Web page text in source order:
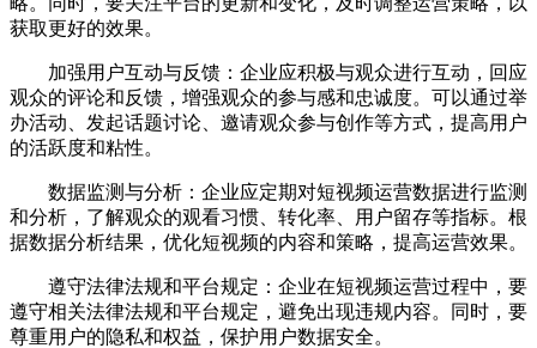
获取更好的效果。
加强用户互动与反馈：企业应积极与观众进行互动，回应
观众的评论和反馈，增强观众的参与感和忠诚度。可以通过举
办活动、发起话题讨论、邀请观众参与创作等方式，提高用户
的活跃度和粘性。
数据监测与分析：企业应定期对短视频运营数据进行监测
和分析，了解观众的观看习惯、转化率、用户留存等指标。根
据数据分析结果，优化短视频的内容和策略，提高运营效果。
遵守法律法规和平台规定：企业在短视频运营过程中，要
遵守相关法律法规和平台规定，避免出现违规内容。同时，要
尊重用户的隐私和权益，保护用户数据安全。